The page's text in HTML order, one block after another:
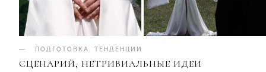
ПОДГОТОВКА ТЕНДЕНЦИИ
СЦЕНАРИЙ, НЕТРИВИАЛЬНЫЕ ИДЕИ